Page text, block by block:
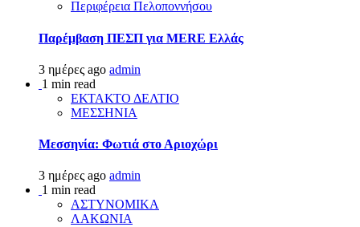
Περιφέρεια Πελοποννήσου
Παρέμβαση ΠΕΣΠ για MERE Ελλάς
3 ημέρες ago admin
1 min read
ΕΚΤΑΚΤΟ ΔΕΛΤΙΟ
ΜΕΣΣΗΝΙΑ
Μεσσηνία: Φωτιά στο Αριοχώρι
3 ημέρες ago admin
1 min read
ΑΣΤΥΝΟΜΙΚΑ
ΛΑΚΩΝΙΑ